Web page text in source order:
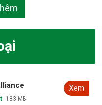
183 MB
Xem